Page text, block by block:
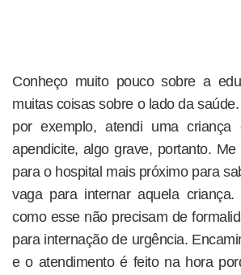
Conheço muito pouco sobre a
muitas coisas sobre o lado da
por exemplo, atendi uma criança
apendicite, algo grave, portanto.
para o hospital mais próximo para
vaga para internar aquela
como esse não precisam de
para internação de urgência.
e o atendimento é feito na hora